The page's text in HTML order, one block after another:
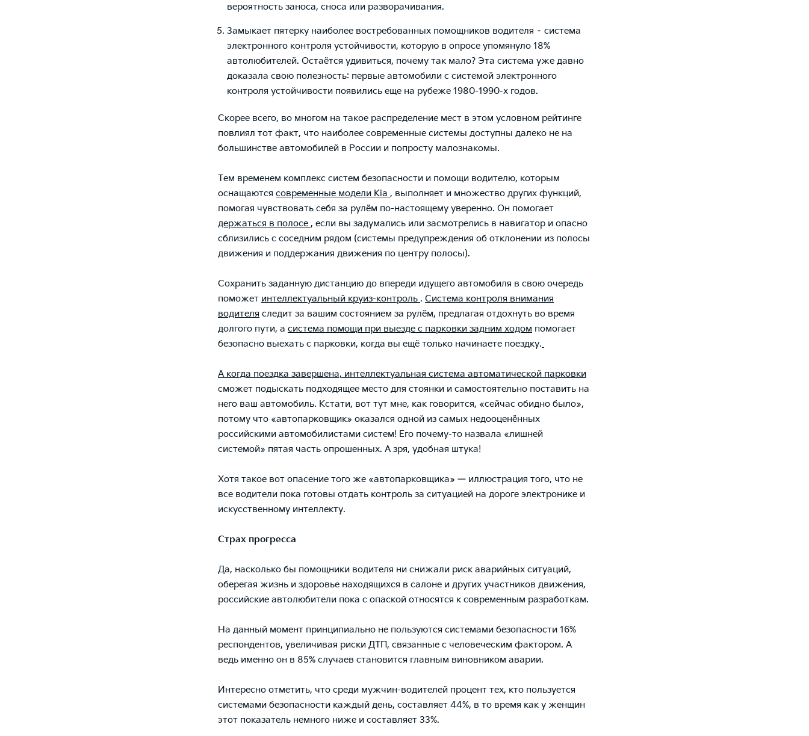
вероятность заноса, сноса или разворачивания.
Замыкает пятерку наиболее востребованных помощников водителя – система
электронного контроля устойчивости, которую в опросе упомянуло 18%
автолюбителей. Остаётся удивиться, почему так мало? Эта система уже давно
доказала свою полезность: первые автомобили с системой электронного
контроля устойчивости появились еще на рубеже 1980-1990-х годов.
Скорее всего, во многом на такое распределение мест в этом условном рейтинге
повлиял тот факт, что наиболее современные системы доступны далеко не на
большинстве автомобилей в России и попросту малознакомы.
Тем временем комплекс систем безопасности и помощи водителю, которым
оснащаются современные модели Kia , выполняет и множество других функций,
помогая чувствовать себя за рулём по-настоящему уверенно. Он помогает
держаться в полосе , если вы задумались или засмотрелись в навигатор и опасно
сблизились с соседним рядом (системы предупреждения об отклонении из полосы
движения и поддержания движения по центру полосы).
Сохранить заданную дистанцию до впереди идущего автомобиля в свою очередь
поможет интеллектуальный круиз-контроль . Система контроля внимания
водителя следит за вашим состоянием за рулём, предлагая отдохнуть во время
долгого пути, а система помощи при выезде с парковки задним ходом помогает
безопасно выехать с парковки, когда вы ещё только начинаете поездку.
А когда поездка завершена, интеллектуальная система автоматической парковки
сможет подыскать подходящее место для стоянки и самостоятельно поставить на
него ваш автомобиль. Кстати, вот тут мне, как говорится, «сейчас обидно было»,
потому что «автопарковщик» оказался одной из самых недооценённых
российскими автомобилистами систем! Его почему-то назвала «лишней
системой» пятая часть опрошенных. А зря, удобная штука!
Хотя такое вот опасение того же «автопарковщика» — иллюстрация того, что не
все водители пока готовы отдать контроль за ситуацией на дороге электронике и
искусственному интеллекту.
Страх прогресса
Да, насколько бы помощники водителя ни снижали риск аварийных ситуаций,
оберегая жизнь и здоровье находящихся в салоне и других участников движения,
российские автолюбители пока с опаской относятся к современным разработкам.
На данный момент принципиально не пользуются системами безопасности 16%
респондентов, увеличивая риски ДТП, связанные с человеческим фактором. А
ведь именно он в 85% случаев становится главным виновником аварии.
Интересно отметить, что среди мужчин-водителей процент тех, кто пользуется
системами безопасности каждый день, составляет 44%, в то время как у женщин
этот показатель немного ниже и составляет 33%.